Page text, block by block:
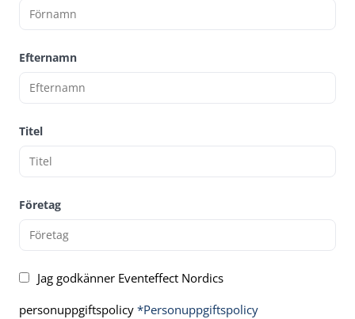
Efternamn
Titel
Företag
Jag godkänner Eventeffect Nordics
personuppgiftspolicy *Personuppgiftspolicy